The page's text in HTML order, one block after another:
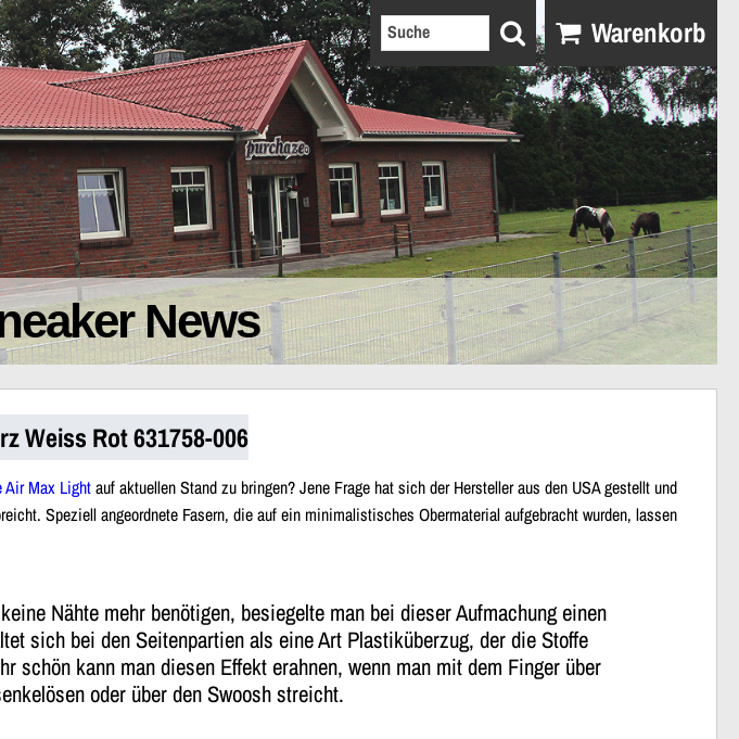
News
Warenkorb
Weiss Rot 631758-006
Air Max Lightauf aktuellen Stand zu bringen? Jene Frage hat sich der Hersteller aus den USA gestellt und
Speziell angeordnete Fasern, die auf ein minimalistisches Obermaterial aufgebracht wurden, lassen
Nähte mehr benötigen, besiegelte man bei dieser Aufmachung einen
sich bei den Seitenpartien als eine Art Plastiküberzug, der die Stoffe
schön kann man diesen Effekt erahnen, wenn man mit dem Finger über
oder über den Swoosh streicht.